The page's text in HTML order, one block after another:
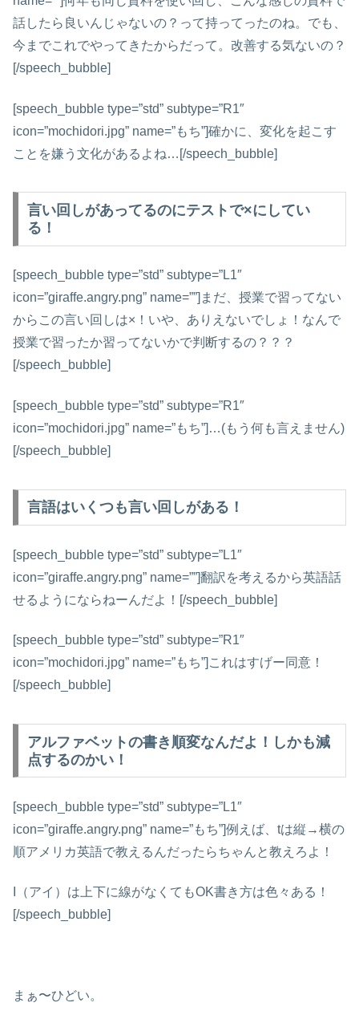
話したら良いんじゃないの？って持ってったのね。でも、
今までこれでやってきたからだって。改善する気ないの？
[/speech_bubble]
[speech_bubble type=”std” subtype=”R1″
icon=”mochidori.jpg” name=”もち”]確かに、変化を起こす
ことを嫌う文化があるよね…[/speech_bubble]
言い回しがあってるのにテストで×にしてい
る！
[speech_bubble type=”std” subtype=”L1″
icon=”giraffe.angry.png” name=””]まだ、授業で習ってない
からこの言い回しは×！いや、ありえないでしょ！なんで
授業で習ったか習ってないかで判断するの？？？
[/speech_bubble]
[speech_bubble type=”std” subtype=”R1″
icon=”mochidori.jpg” name=”もち”]…(もう何も言えません)
[/speech_bubble]
言語はいくつも言い回しがある！
[speech_bubble type=”std” subtype=”L1″
icon=”giraffe.angry.png” name=””]翻訳を考えるから英語話
せるようにならねーんだよ！[/speech_bubble]
[speech_bubble type=”std” subtype=”R1″
icon=”mochidori.jpg” name=”もち”]これはすげー同意！
[/speech_bubble]
アルファベットの書き順変なんだよ！しかも減
点するのかい！
[speech_bubble type=”std” subtype=”L1″
icon=”giraffe.angry.png” name=”もち”]例えば、tは縦→横の
順アメリカ英語で教えるんだったらちゃんと教えろよ！
I（アイ）は上下に線がなくてもOK書き方は色々ある！
[/speech_bubble]
まぁ〜ひどい。